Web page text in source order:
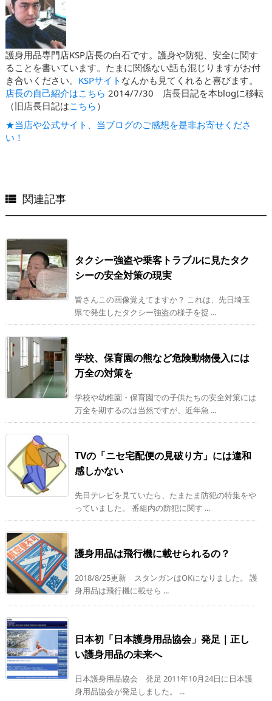
護身用品専門店KSP店長の白石です。護身や防犯、安全に関す
ることを書いています。たまに関係ない話も混じりますがお付
き合いください。 KSPサイト なんかも見てくれると喜びます。
店長の自己紹介はこちら 2014/7/30 店長日記を本blogに移転
（旧店長日記はこちら ）
★当店や公式サイト、当ブログのご感想を是非お寄せくださ
い！
 関連記事
タクシー強盗や乗客トラブルに見たタク
シーの安全対策の現実
皆さんこの画像覚えてますか？ これは、先日埼玉
県で発生したタクシー強盗の様子を捉 ...
学校、保育園の熊など危険動物侵入には
万全の対策を
学校や幼稚園・保育園での子供たちの安全対策には
万全を期するのは当然ですが、近年急 ...
TVの「ニセ宅配便の見破り方」には違和
感しかない
先日テレビを見ていたら、たまたま防犯の特集をや
っていました。 番組内の防犯に関す ...
護身用品は飛行機に載せられるの？
2018/8/25更新 スタンガンはOKになりました。 護
身用品は飛行機に載せら ...
日本初「日本護身用品協会」発足｜正し
い護身用品の未来へ
日本護身用品協会 発足 2011年10月24日に日本護
身用品協会が発足しました。 ...